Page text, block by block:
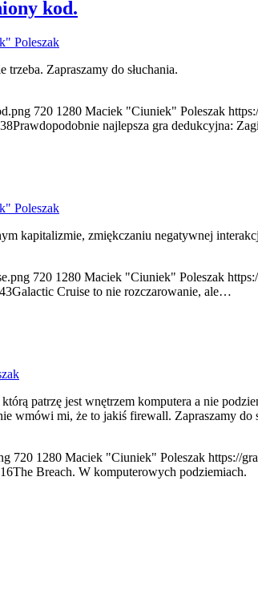
kod.
Poleszak
Zapraszamy do słuchania.
720 1280 Maciek "Ciuniek" Poleszak
Prawdopodobnie najlepsza gra dedukcyjna:
Poleszak
kapitalizmie, zmiękczaniu negatywnej
720 1280 Maciek "Ciuniek" Poleszak
Galactic Cruise to nie rozczarowanie, ale…
patrzę jest wnętrzem komputera a nie
wmówi mi, że to jakiś firewall. Zapraszamy do
720 1280 Maciek "Ciuniek" Poleszak https://
The Breach. W komputerowych podziemiach.